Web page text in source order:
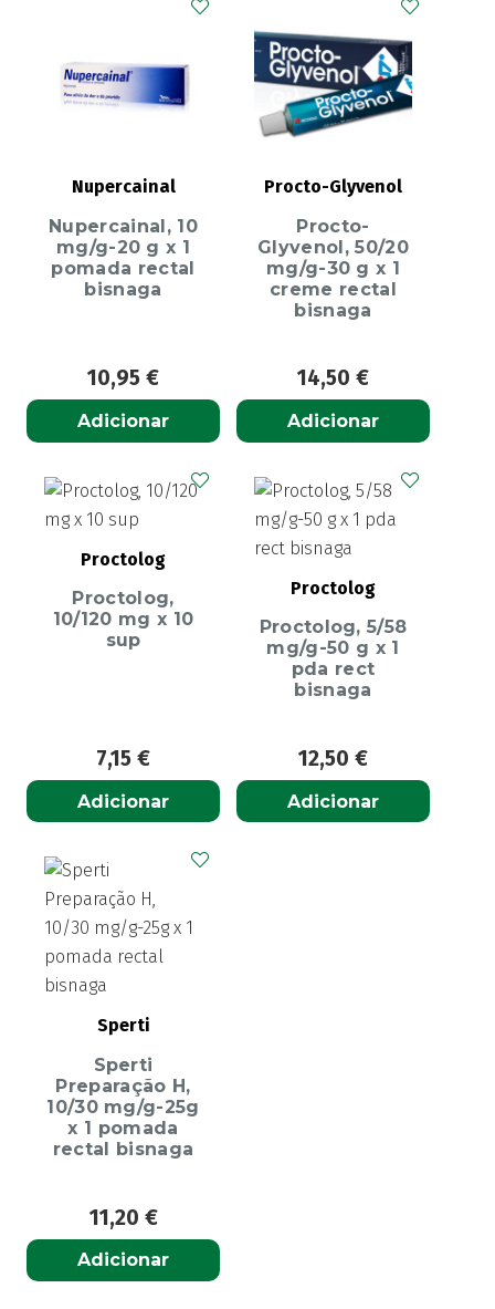
Nupercainal
Nupercainal, 10
mg/g-20 g x 1
pomada rectal
bisnaga
10,95 €
Adicionar
Procto-Glyvenol
Procto-
Glyvenol, 50/20
mg/g-30 g x 1
creme rectal
bisnaga
14,50 €
Adicionar
Proctolog
Proctolog,
10/120 mg x 10
sup
7,15 €
Adicionar
Proctolog
Proctolog, 5/58
mg/g-50 g x 1
pda rect
bisnaga
12,50 €
Adicionar
Sperti
Sperti
Preparação H,
10/30 mg/g-25g
x 1 pomada
rectal bisnaga
11,20 €
Adicionar